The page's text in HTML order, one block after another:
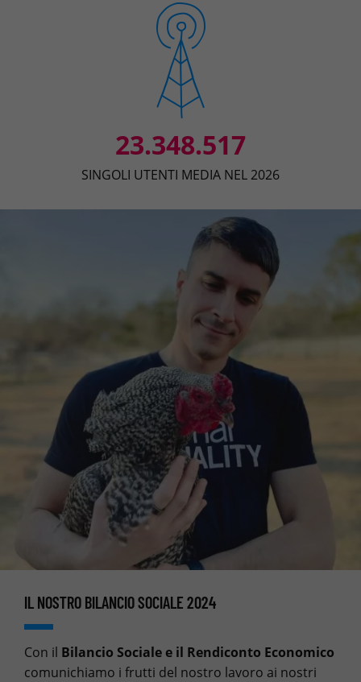
23.348.517
SINGOLI UTENTI MEDIA NEL 2026
IL NOSTRO BILANCIO SOCIALE 2024
Con il Bilancio Sociale e il Rendiconto Economico
comunichiamo i frutti del nostro lavoro ai nostri